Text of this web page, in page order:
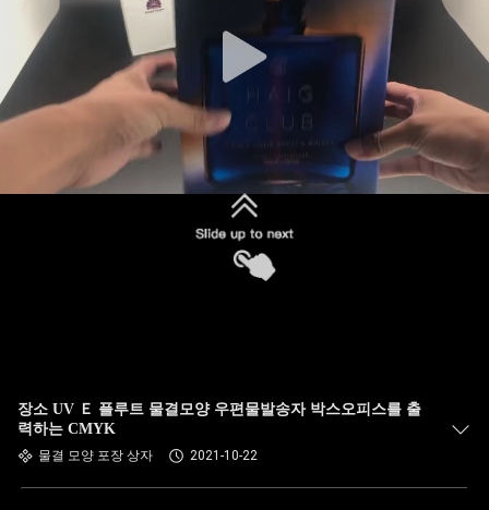
장소 UV Ｅ 플루트 물결모양 우편물발송자 박스오피스를 출
력하는 CMYK
물결 모양 포장 상자 2021-10-22